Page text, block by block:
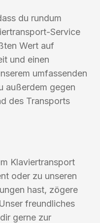
du rundum
Service
Wert auf
und einen
umfassenden
außerdem gegen
des Transports
Klaviertransport
oder zu unseren
hast, zögere
freundliches
gerne zur